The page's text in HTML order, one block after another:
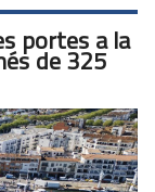
portes a la
de 325